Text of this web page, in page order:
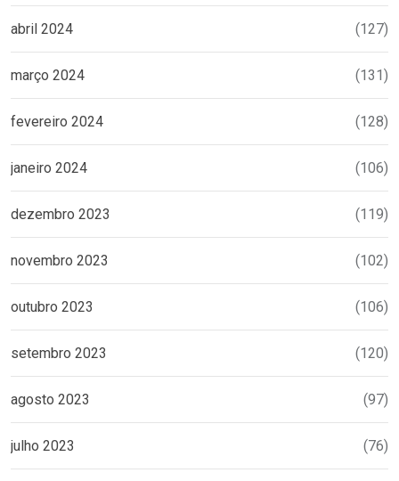
abril 2024 (127)
março 2024 (131)
fevereiro 2024 (128)
janeiro 2024 (106)
dezembro 2023 (119)
novembro 2023 (102)
outubro 2023 (106)
setembro 2023 (120)
agosto 2023 (97)
julho 2023 (76)